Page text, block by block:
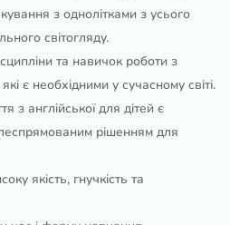
з однолітками з усього
світогляду.
та навичок роботи з
є необхідними у сучасному світі.
з англійської для дітей є
рішенням для
якість, гнучкість та